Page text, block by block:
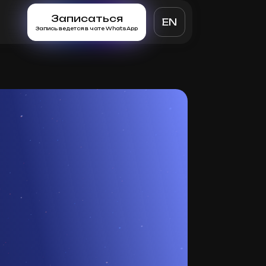
Записаться
Запись ведется в чате WhatsApp
EN